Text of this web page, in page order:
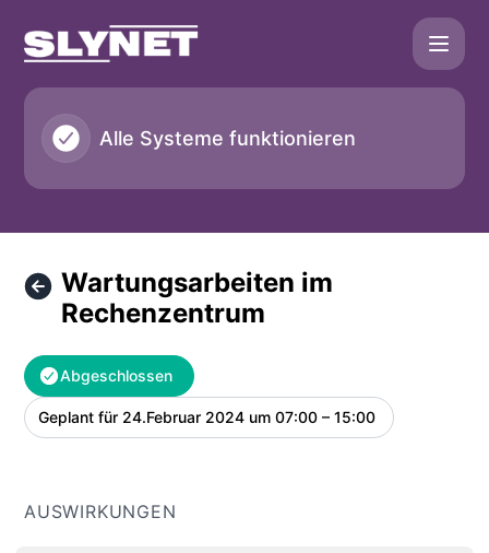
SLYNET - Wartungsarbeiten im Rechenzentrum –
Alle Systeme funktionieren
Wartungsarbeiten im
Rechenzentrum
Abgeschlossen
Geplant für 24.Februar 2024 um 07:00 – 15:00 UTC
AUSWIRKUNGEN